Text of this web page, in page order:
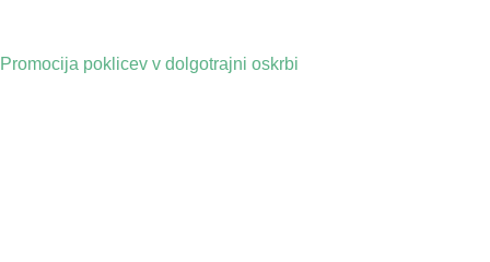
Promocija poklicev v dolgotrajni oskrbi